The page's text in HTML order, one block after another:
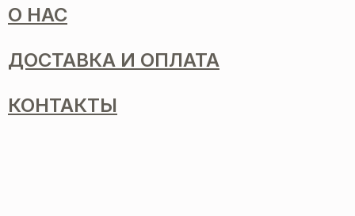
О НАС
ДОСТАВКА И ОПЛАТА
КОНТАКТЫ